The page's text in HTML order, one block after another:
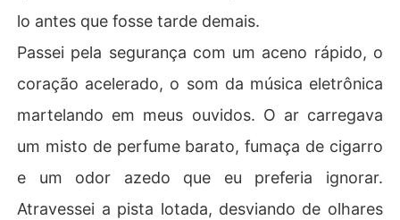
lo antes que fosse tarde demais.
Passei pela segurança com um aceno rápido, o
coração acelerado, o som da música eletrônica
martelando em meus ouvidos. O ar carregava
um misto de perfume barato, fumaça de cigarro
e um odor azedo que eu preferia ignorar.
Atravessei a pista lotada, desviando de olhares